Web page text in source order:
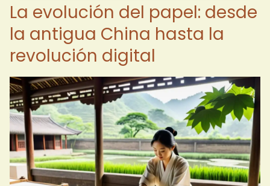
La evolución del papel: desde
la antigua China hasta la
revolución digital